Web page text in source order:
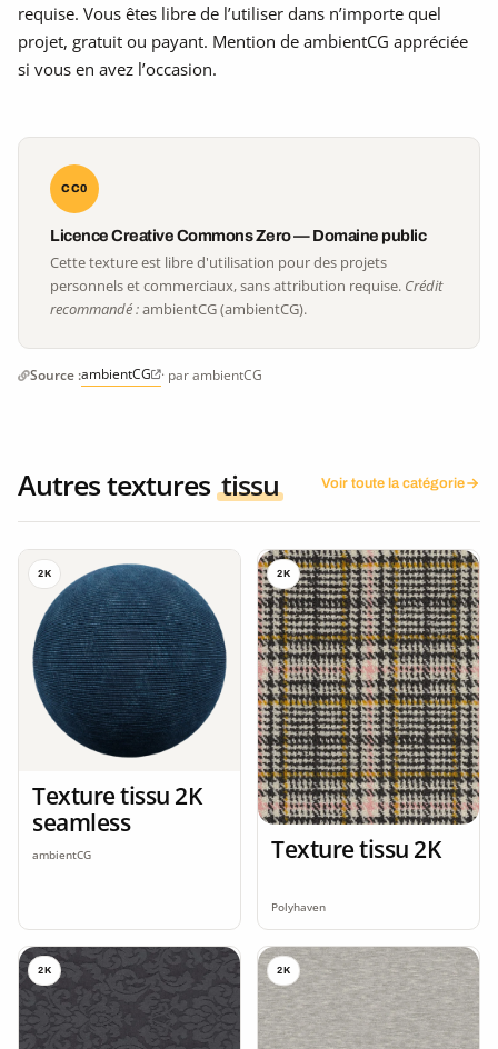
requise. Vous êtes libre de l’utiliser dans n’importe quel
projet, gratuit ou payant. Mention de ambientCG appréciée
si vous en avez l’occasion.
CC0
Licence Creative Commons Zero — Domaine public
Cette texture est libre d'utilisation pour des projets
personnels et commerciaux, sans attribution requise. Crédit
recommandé :ambientCG (ambientCG).
Source :ambientCG · par ambientCG
Autres textures tissu Voir toute la catégorie
2K
Texture tissu 2K
seamless
ambientCG
2K
Texture tissu 2K
Polyhaven
2K 2K